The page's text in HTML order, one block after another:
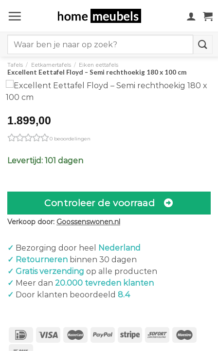
naar
for:
Tafels / Eetkamertafels / Eiken eettafels
Excellent Eettafel Floyd – Semi rechthoekig 180 x 100 cm
1.899,00
0 beoordelingen
Levertijd: 101 dagen
Controleer de voorraad
Verkoop door: Goossenswonen.nl
✓ Bezorging door heel
Nederland
✓ Retourneren binnen 30 dagen
✓ Gratis verzending op alle producten
✓ Meer dan 20.000 tevreden klanten
✓ Door klanten beoordeeld 8.4